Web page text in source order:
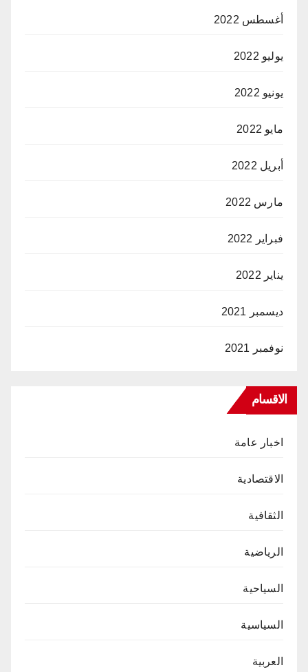
أغسطس 2022
يوليو 2022
يونيو 2022
مايو 2022
أبريل 2022
مارس 2022
فبراير 2022
يناير 2022
ديسمبر 2021
نوفمبر 2021
الاقسام
اخبار عامة
الاقتصادية
الثقافية
الرياضية
السياحية
السياسية
العربية